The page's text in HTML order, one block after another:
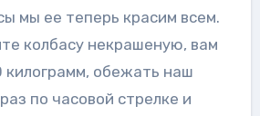
мы ее теперь красим всем.
колбасу некрашеную, вам
килограмм, обежать наш
по часовой стрелке и